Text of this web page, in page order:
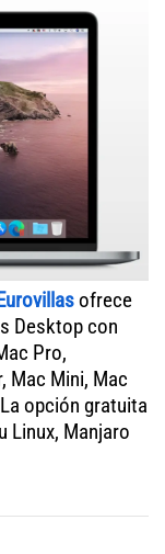
ofrece
Desktop con
Pro,
Mac Mini, Mac
opción gratuita
Linux, Manjaro